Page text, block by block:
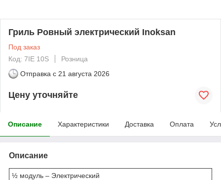
Гриль Ровный электрический Inoksan
Под заказ
Код: 7IE 10S
Розница
Отправка с 21 августа 2026
Цену уточняйте
Описание Характеристики Доставка Оплата
Описание
½ модуль – Электрический